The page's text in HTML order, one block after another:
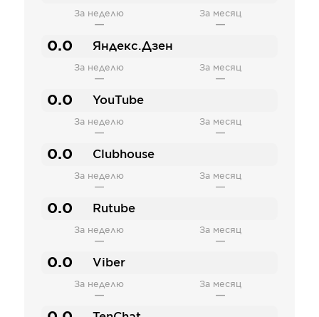
За неделю
—
За месяц
—
0.0 Яндекс.Дзен
За неделю
—
За месяц
—
0.0 YouTube
За неделю
—
За месяц
—
0.0 Clubhouse
За неделю
—
За месяц
—
0.0 Rutube
За неделю
—
За месяц
—
0.0 Viber
За неделю
—
За месяц
—